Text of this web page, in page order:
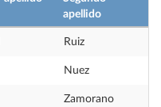
apellido
Ruiz
Nuez
Zamorano